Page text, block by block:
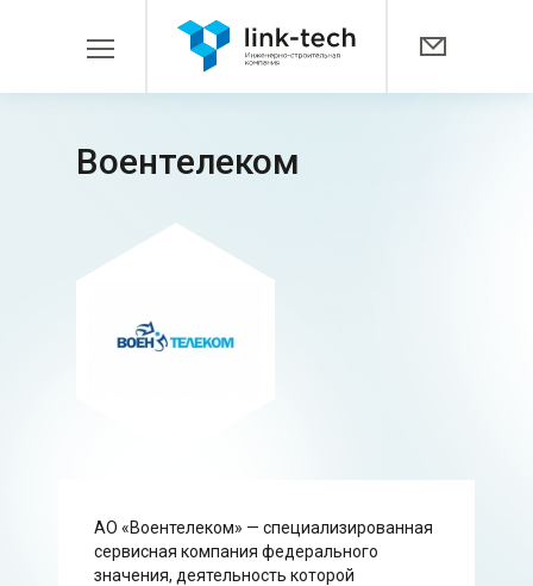
Воентелеком
АО «Воентелеком» — специализированная
сервисная компания федерального
значения, деятельность которой